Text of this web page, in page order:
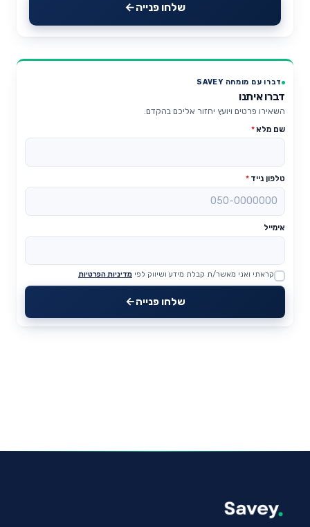
שלחו פנייה
דברו עם מומחה SAVEY
דברו איתנו
השאירו פרטים ויועץ יחזור אליכם בהקדם.
שם מלא*
טלפון נייד *
אימייל
Website
קראתי ואני מאשר/ת קבלת מידע ושיווק לפי מדיניות הפרטיות
שלחו פנייה